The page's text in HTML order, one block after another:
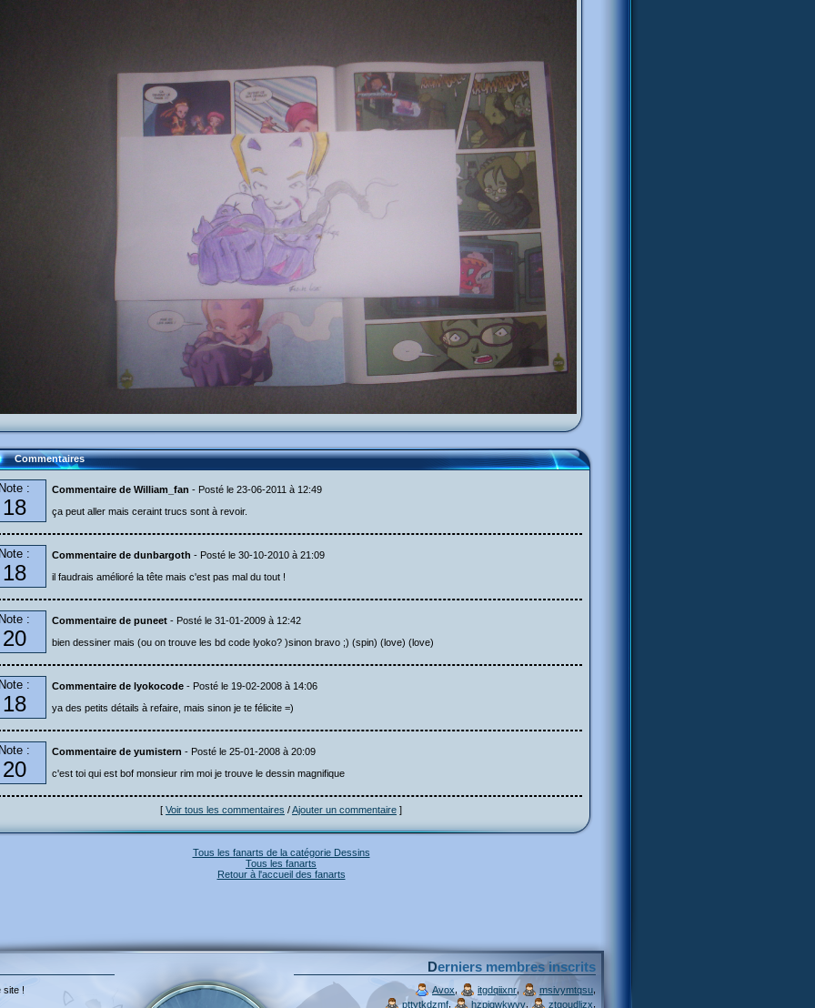
Commentaires
Note :
18
Commentaire de William_fan - Posté le 23-06-2011 à 12:49
ça peut aller mais ceraint trucs sont à revoir.
Note :
18
Commentaire de dunbargoth - Posté le 30-10-2010 à 21:09
il faudrais amélioré la tête mais c'est pas mal du tout !
Note :
20
Commentaire de puneet - Posté le 31-01-2009 à 12:42
bien dessiner mais (ou on trouve les bd code lyoko? )sinon bravo ;) (spin) (love) (love)
Note :
18
Commentaire de lyokocode - Posté le 19-02-2008 à 14:06
ya des petits détails à refaire, mais sinon je te félicite =)
Note :
20
Commentaire de yumistern - Posté le 25-01-2008 à 20:09
c'est toi qui est bof monsieur rim moi je trouve le dessin magnifique
[ Voir tous les commentaires /Ajouter un commentaire ]
Tous les fanarts de la catégorie Dessins
Tous les fanarts
Retour à l'accueil des fanarts
site !
Derniers membres inscrits
Avox itgdqiixnr, msivymtqsu
pttytkdzmf, hzpjqwkwvv ztgoudljzx